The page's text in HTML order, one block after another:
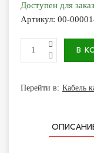
Доступен для
Артикул: 00-
Перейти в: Кабель